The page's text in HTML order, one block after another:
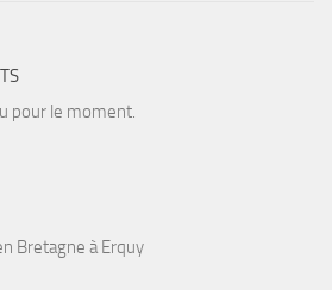
pour le moment.
Bretagne à Erquy